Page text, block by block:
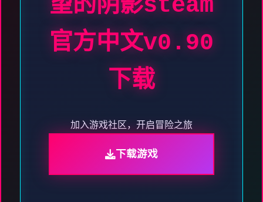
望的阴影steam
官方中文v0.90
下载
加入游戏社区，开启冒险之旅
下载游戏